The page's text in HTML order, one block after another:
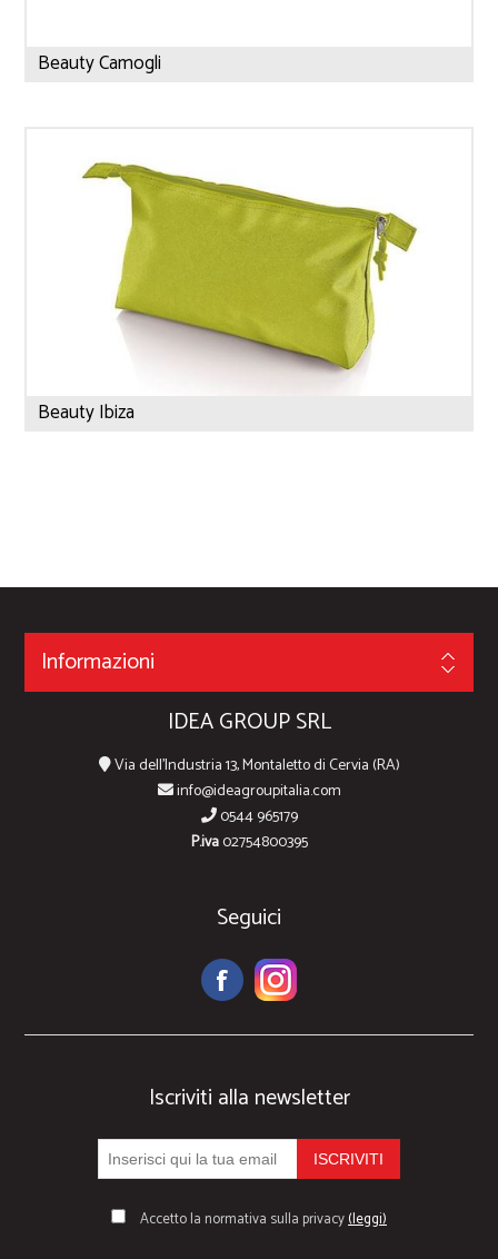
Beauty Camogli
Beauty Ibiza
Informazioni
IDEA GROUP SRL
Via dell'Industria 13, Montaletto di Cervia (RA)
info@ideagroupitalia.com
0544 965179
P.iva02754800395
Seguici
Iscriviti alla newsletter
Accetto la normativa sulla privacy(leggi)